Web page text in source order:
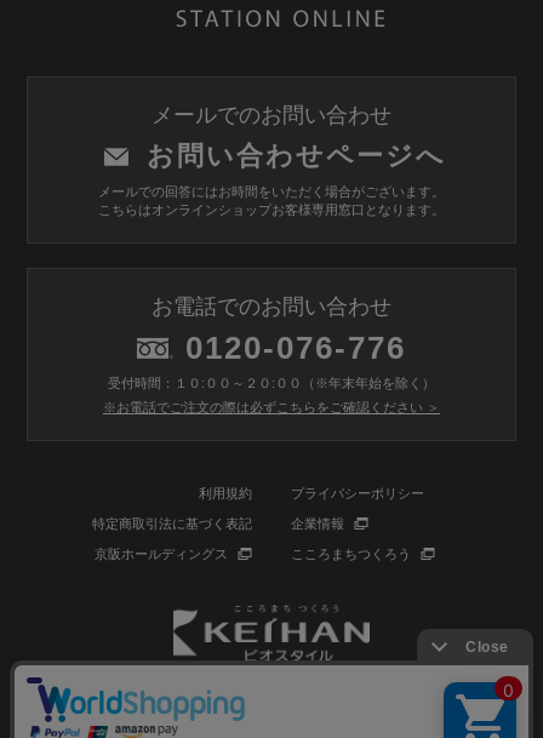
メールでのお問い合わせ
お問い合わせページへ
メールでの回答にはお時間をいただく場合がございます。
こちらはオンラインショップお客様専用窓口となります。
お電話でのお問い合わせ
0120-076-776
受付時間：１０:００～２０:００（※年末年始を除く）
※お電話でご注文の際は必ずこちらをご確認ください ＞
利用規約 プライバシーポリシー
特定商取引法に基づく表記 企業情報
京阪ホールディングス こころまちつくろう
© BIOSTYLE Co.,Ltd. All rights reserved.